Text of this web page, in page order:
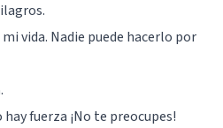
vida. Nadie puede hacerlo por
fuerza ¡No te preocupes!